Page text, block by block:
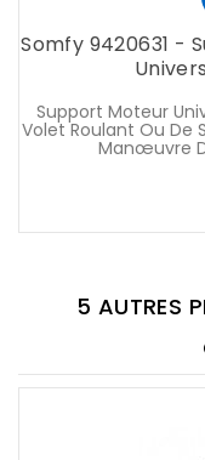
Somfy 9420631 -
Support Moteur
Volet Roulant Ou De
Manœuvre
5 AUTRES